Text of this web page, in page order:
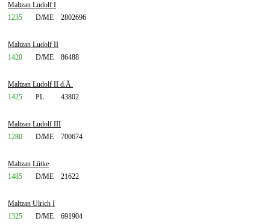
Maltzan Ludolf I
1235
D/ME 2802696
Maltzan Ludolf II
1420
D/ME 86488
Maltzan Ludolf II d.Ä.
1425
PL 43802
Maltzan Ludolf III
1280
D/ME 700674
Maltzan Lütke
1485
D/ME 21622
Maltzan Ulrich I
1325
D/ME 691904